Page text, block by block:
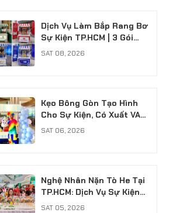
Dịch Vụ Làm Bắp Rang Bơ
Sự Kiện TP.HCM | 3 Gói
Chuyên Nghiệp
SAT 08, 2026
Kẹo Bông Gòn Tạo Hình
Cho Sự Kiện, Có Xuất VAT
Chuyên Nghiệp
SAT 06, 2026
Nghệ Nhân Nặn Tò He Tại
TP.HCM: Dịch Vụ Sự Kiện
Chuyên Nghiệp, Có VAT
SAT 05, 2026